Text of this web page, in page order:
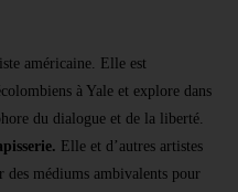
américaine. Elle est
à Yale et explore dans
du dialogue et de la liberté.
Elle et d’autres artistes
médiums ambivalents pour